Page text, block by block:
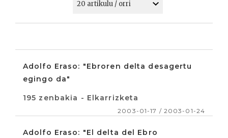
Adolfo Eraso: "Ebroren delta desagertu
egingo da"
195 zenbakia - Elkarrizketa
2003-01-17 / 2003-01-24
Adolfo Eraso: "El delta del Ebro